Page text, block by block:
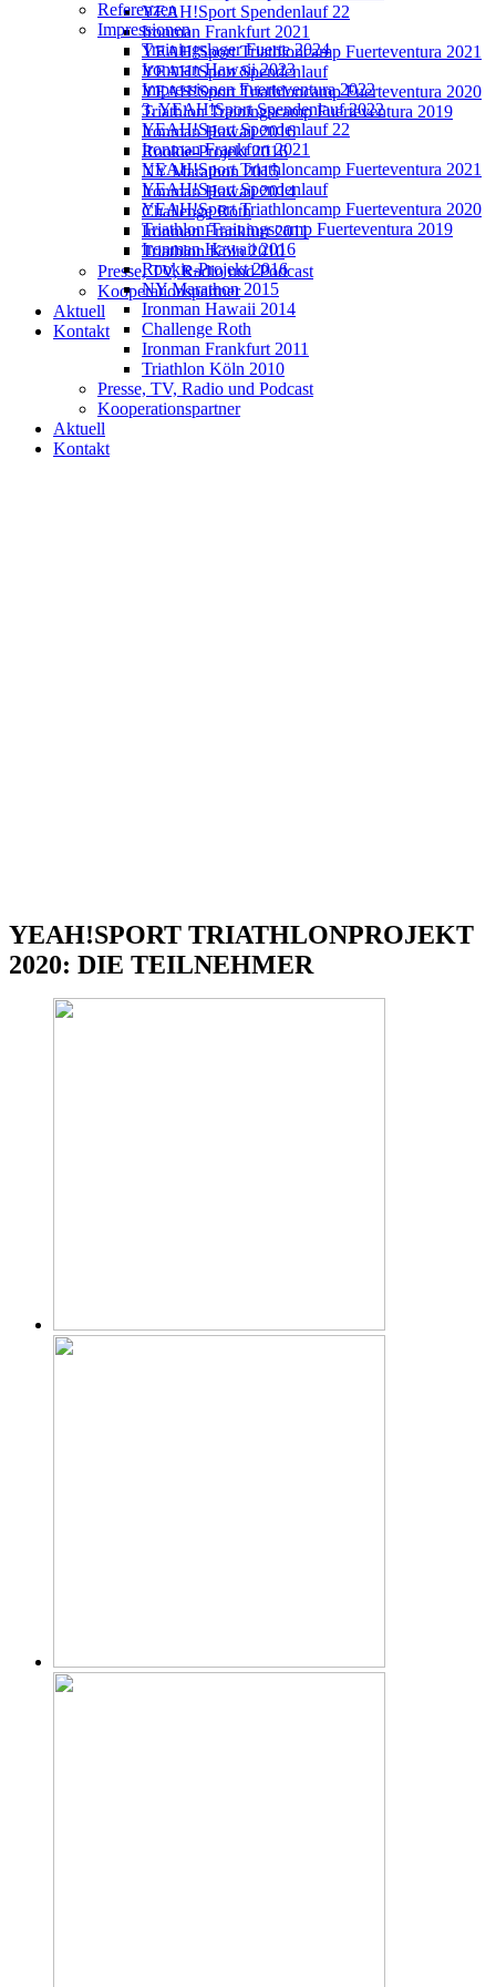
YEAH!Sport Spendenlauf 22
Ironman Frankfurt 2021
YEAH!Sport Triathloncamp Fuerteventura 2021
YEAH!Sport Spendenlauf
YEAH!Sport Triathloncamp Fuerteventura 2020
Triathlon Trainingscamp Fuerteventura 2019
Ironman Hawaii 2016
Rookie-Projekt 2016
NY Marathon 2015
Ironman Hawaii 2014
Challenge Roth
Ironman Frankfurt 2011
Triathlon Köln 2010
Presse, TV, Radio und Podcast
Kooperationspartner
Aktuell
Kontakt
Referenzen
Impressionen
Trainingslager Fuerte 2024
Ironman Hawaii 2023
Impressionen Fuerteventura 2022
3. YEAH!Sport Spendenlauf 2022
YEAH!Sport Spendenlauf 22
Ironman Frankfurt 2021
YEAH!Sport Triathloncamp Fuerteventura 2021
YEAH!Sport Spendenlauf
YEAH!Sport Triathloncamp Fuerteventura 2020
Triathlon Trainingscamp Fuerteventura 2019
Ironman Hawaii 2016
Rookie-Projekt 2016
NY Marathon 2015
Ironman Hawaii 2014
Challenge Roth
Ironman Frankfurt 2011
Triathlon Köln 2010
Presse, TV, Radio und Podcast
Kooperationspartner
Aktuell
Kontakt
YEAH!SPORT TRIATHLONPROJEKT
2020: DIE TEILNEHMER